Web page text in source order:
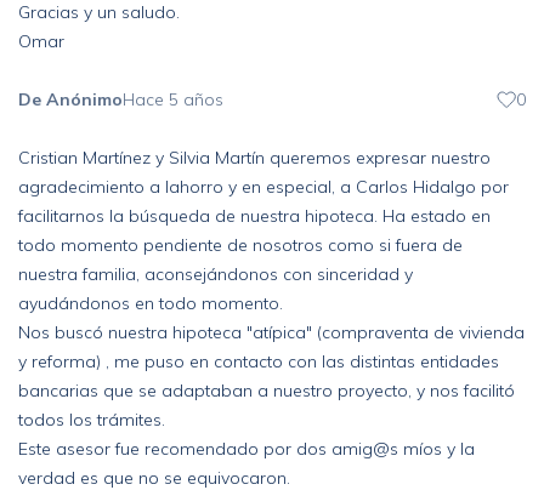
Gracias y un saludo.
Omar
De AnónimoHace 5 años 0
Cristian Martínez y Silvia Martín queremos expresar nuestro
agradecimiento a Iahorro y en especial, a Carlos Hidalgo por
facilitarnos la búsqueda de nuestra hipoteca. Ha estado en
todo momento pendiente de nosotros como si fuera de
nuestra familia, aconsejándonos con sinceridad y
ayudándonos en todo momento.
Nos buscó nuestra hipoteca "atípica" (compraventa de vivienda
y reforma) , me puso en contacto con las distintas entidades
bancarias que se adaptaban a nuestro proyecto, y nos facilitó
todos los trámites.
Este asesor fue recomendado por dos amig@s míos y la
verdad es que no se equivocaron.